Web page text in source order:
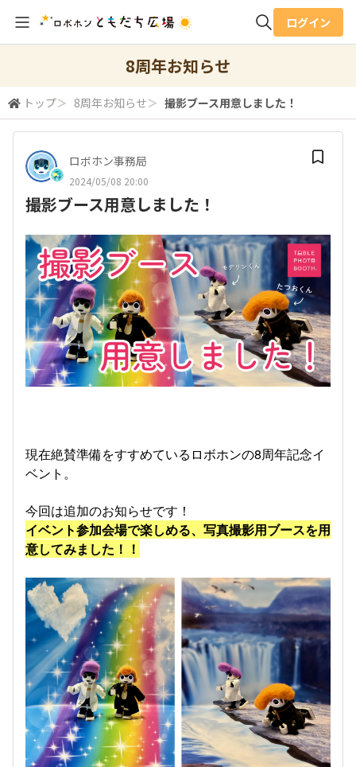
検索
ログイン
8周年お知らせ
トップ＞ 8周年お知らせ＞ 撮影ブース用意しました！
ロボホン事務局
2024/05/08 20:00
撮影ブース用意しました！
現在絶賛準備をすすめているロボホンの8周年記念イ
ベント。
今回は追加のお知らせです！
イベント参加会場で楽しめる、写真撮影用ブースを用
意してみました！！